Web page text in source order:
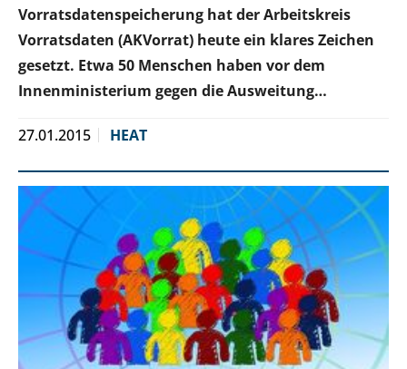
Vorratsdatenspeicherung hat der Arbeitskreis
Vorratsdaten (AKVorrat) heute ein klares Zeichen
gesetzt. Etwa 50 Menschen haben vor dem
Innenministerium gegen die Ausweitung…
27.01.2015 HEAT